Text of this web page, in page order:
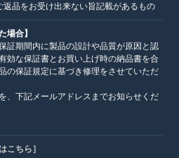
品をお受け出来ない旨記載があるもの
場合】
証期間内に製品の設計や品質が原因と認
効な保証書とお買い上げ時の納品書を合
の保証規定に基づき修理をさせていただ
、下記メールアドレスまでお知らせくだ
こちら］